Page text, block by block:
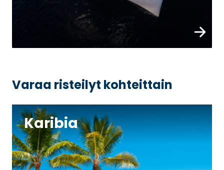
Tutustu
Varaa risteilyt kohteittain
Karibia